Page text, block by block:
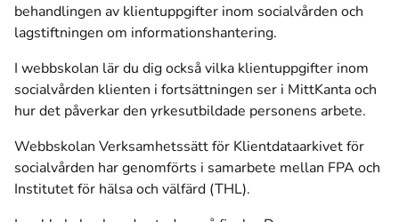
behandlingen av klientuppgifter inom socialvården och
lagstiftningen om informationshantering.
I webbskolan lär du dig också vilka klientuppgifter inom
socialvården klienten i fortsättningen ser i MittKanta och
hur det påverkar den yrkesutbildade personens arbete.
Webbskolan Verksamhetssätt för Klientdataarkivet för
socialvården har genomförts i samarbete mellan FPA och
Institutet för hälsa och välfärd (THL).